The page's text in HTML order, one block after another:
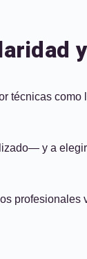
técnicas como
y a
profesionales